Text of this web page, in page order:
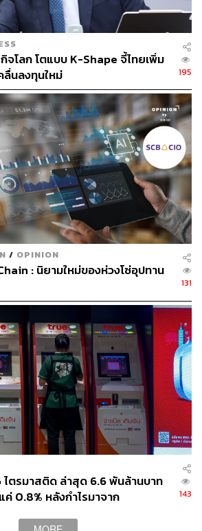
และ Audio AI ได้แก่ Malek Itani และ
ำนวยการ จาก Alexa Fund กล่าวว่า
เทคโนโลยีของ Hearvana ที่ช่วยให้การ
บ AI เป็นธรรมชาติมากยิ่งขึ้น
มุ่งทำให้เทคโนโลยีการฟังขั้นสูง
งผ่านการใช้งานร่วมกับอุปกรณ์ในชีวิต
ตอบสนองผู้ใช้งานอย่างแท้จริง ด้วย
”
Incubator กล่าวเพิ่มเติมว่า “ด้วยความ
เชิงลึกและวิสัยทัศน์ของผู้ก่อตั้งมีความ
ด้นำผลงานวิจัยด้าน Audio AI ที่ล้ำสมัย
ที่สามารถใช้งานได้จริง และช่วยให้
งมนุษย์ได้อย่างมีประสิทธิภาพยิ่งขึ้น”
162
ABOUT THE AUTHOR
Content Creator สำนักข่าว THE
จโลก โตแบบ K-Shape จี้ไทยเพิ่ม
นลงทุนใหม่
195
/ OPINION
: นิยามใหม่ของห่วงโซ่อุปทาน
131
ไตรมาสติด ล่าสุด 6.6 พันล้านบาท
ค่ 0.8% หลังกำไรมาจาก
143